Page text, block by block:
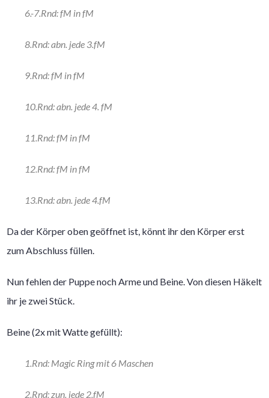
6.-7.Rnd: fM in fM
8.Rnd: abn. jede 3.fM
9.Rnd: fM in fM
10.Rnd: abn. jede 4. fM
11.Rnd: fM in fM
12.Rnd: fM in fM
13.Rnd: abn. jede 4.fM
Da der Körper oben geöffnet ist, könnt ihr den Körper erst
zum Abschluss füllen.
Nun fehlen der Puppe noch Arme und Beine. Von diesen Häkelt
ihr je zwei Stück.
Beine (2x mit Watte gefüllt):
1.Rnd: Magic Ring mit 6 Maschen
2.Rnd: zun. jede 2.fM